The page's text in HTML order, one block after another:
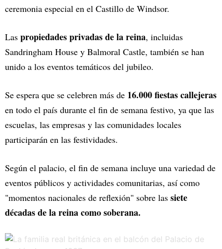
ceremonia especial en el Castillo de Windsor.
Las propiedades privadas de la reina, incluidas
Sandringham House y Balmoral Castle, también se han
unido a los eventos temáticos del jubileo.
Se espera que se celebren más de 16.000 fiestas callejeras
en todo el país durante el fin de semana festivo, ya que las
escuelas, las empresas y las comunidades locales
participarán en las festividades.
Según el palacio, el fin de semana incluye una variedad de
eventos públicos y actividades comunitarias, así como
"momentos nacionales de reflexión" sobre las siete
décadas de la reina como soberana.